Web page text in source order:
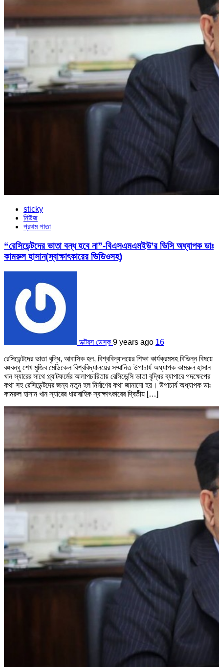
sticky
নিউজ
প্রথম পাতা
“রেসিডেন্টদের ভাতা বন্ধ হবে না”-বিএসএমএমইউ’র ভিসি অধ্যাপক ডাঃ
কামরুল হাসান(স্বাক্ষাৎকারের ভিডিওসহ)
ডক্টরস ডেস্ক 9 years ago 16
রেসিডেন্টদের ভাতা বৃদ্ধি, আবাসিক হল, বিশ্ববিদ্যালয়ের শিক্ষা কার্যক্রমসহ বিভিন্ন বিষয়ে
বঙ্গবন্ধু শেখ মুজিব মেডিকেল বিশ্ববিদ্যালয়ের সম্মানিত উপাচার্য অধ্যাপক কামরুল হাসান
খান স্যারের সাথে প্ল্যাটফর্মের আলাপচারিতায় রেসিডেন্সি ভাতা বৃদ্ধির ব্যাপারে পদক্ষেপের
কথা সহ রেসিডেন্টদের জন্য নতুন হল নির্মাণের কথা জানানো হয়। উপাচার্য অধ্যাপক ডাঃ
কামরুল হাসান খান স্যারের ধারাবাহিক স্বাক্ষাৎকারের দ্বিতীয় […]